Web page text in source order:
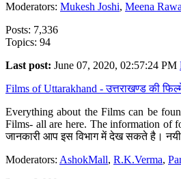
Moderators: Mukesh Joshi, Meena
Posts: 7,336
Topics: 94
Last post: June 07, 2020, 02:57:24 PM
Films of Uttarakhand - उत्तराखण्ड की
Everything about the Films can be
Films- all are here. The information of
जानकारी आप इस विभाग में देख सकते है। नयी
Moderators: AshokMall, R.K.Verma,